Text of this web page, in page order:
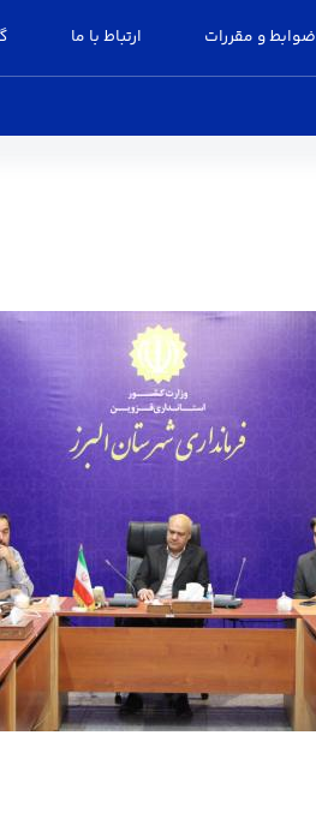
ضوابط و مقررات ارتباط با ما